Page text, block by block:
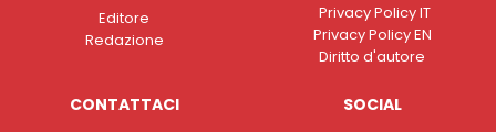
Editore
Redazione
Privacy Policy IT
Privacy Policy EN
Diritto d'autore
CONTATTACI SOCIAL